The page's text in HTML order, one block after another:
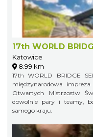
17th WORLD
Katowice
8.99 km
17th WORLD BRIDGE
międzynarodowa
Otwartych Mistrzostw
dowolnie pary i teamy,
samego kraju.